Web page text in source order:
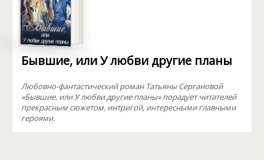
Бывшие, или У любви другие планы
Любовно-фантастический роман Татьяны Сергановой
«Бывшие, или У любви другие планы» порадует читателей
прекрасным сюжетом, интригой, интересными главными
героями.